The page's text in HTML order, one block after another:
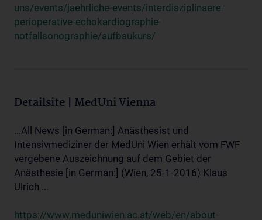
uns/events/jaehrliche-events/interdisziplinaere-
perioperative-echokardiographie-
notfallsonographie/aufbaukurs/
Detailsite | MedUni Vienna
...All News [in German:] Anästhesist und
Intensivmediziner der MedUni Wien erhält vom FWF
vergebene Auszeichnung auf dem Gebiet der
Anästhesie [in German:] (Wien, 25-1-2016) Klaus
Ulrich ...
https://www.meduniwien.ac.at/web/en/about-